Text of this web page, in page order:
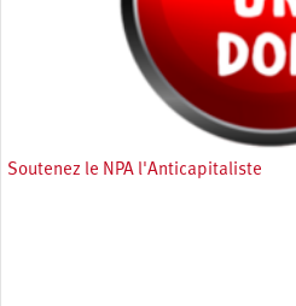
Soutenez le NPA l'Anticapitaliste